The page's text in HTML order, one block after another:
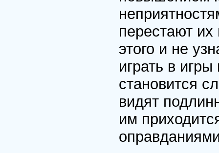
перестают их
этого и не
играть в
становится
видят
им